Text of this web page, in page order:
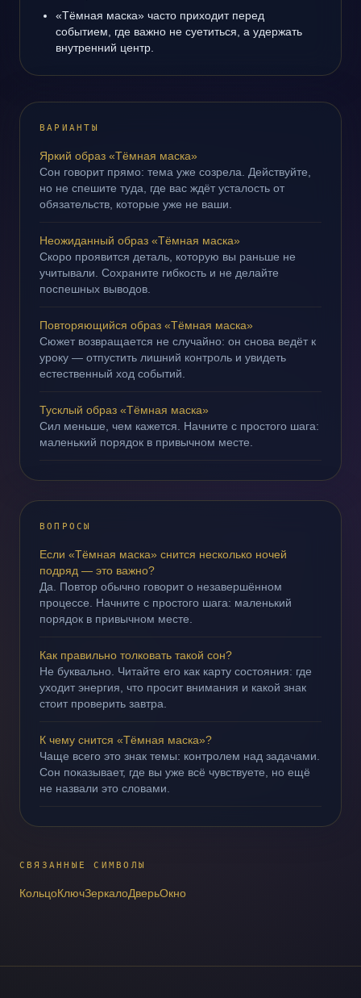
«Тёмная маска» часто приходит перед
событием, где важно не суетиться, а удержать
внутренний центр.
ВАРИАНТЫ
Яркий образ «Тёмная маска»
Сон говорит прямо: тема уже созрела. Действуйте,
но не спешите туда, где вас ждёт усталость от
обязательств, которые уже не ваши.
Неожиданный образ «Тёмная маска»
Скоро проявится деталь, которую вы раньше не
учитывали. Сохраните гибкость и не делайте
поспешных выводов.
Повторяющийся образ «Тёмная маска»
Сюжет возвращается не случайно: он снова ведёт к
уроку — отпустить лишний контроль и увидеть
естественный ход событий.
Тусклый образ «Тёмная маска»
Сил меньше, чем кажется. Начните с простого шага:
маленький порядок в привычном месте.
ВОПРОСЫ
Если «Тёмная маска» снится несколько ночей
подряд — это важно?
Да. Повтор обычно говорит о незавершённом
процессе. Начните с простого шага: маленький
порядок в привычном месте.
Как правильно толковать такой сон?
Не буквально. Читайте его как карту состояния: где
уходит энергия, что просит внимания и какой знак
стоит проверить завтра.
К чему снится «Тёмная маска»?
Чаще всего это знак темы: контролем над задачами.
Сон показывает, где вы уже всё чувствуете, но ещё
не назвали это словами.
СВЯЗАННЫЕ СИМВОЛЫ
КольцоКлючЗеркалоДверьОкно